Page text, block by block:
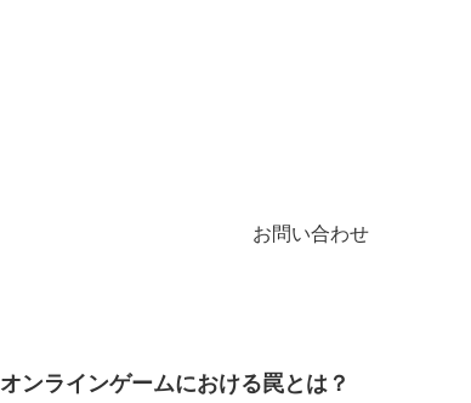
お問い合わせ
オンラインゲームにおける罠とは？